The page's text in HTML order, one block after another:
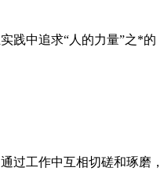
践中追求“人的力量”之*的
过工作中互相切磋和琢磨，